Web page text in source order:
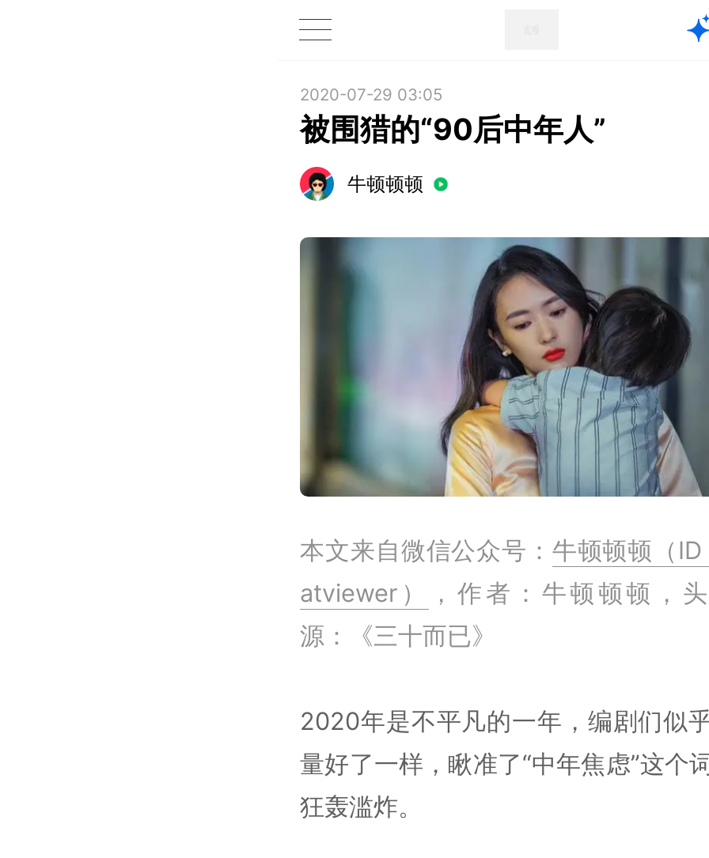
2020-07-29 03:05
被围猎的“90后中年人”
牛顿顿顿
本文来自微信公众号： 牛顿顿顿（
atviewer）
，作者：牛顿顿顿，
源：《三十而已》
2020年是不平凡的一年，编剧们似
量好了一样，瞅准了“中年焦虑”这个
狂轰滥炸。